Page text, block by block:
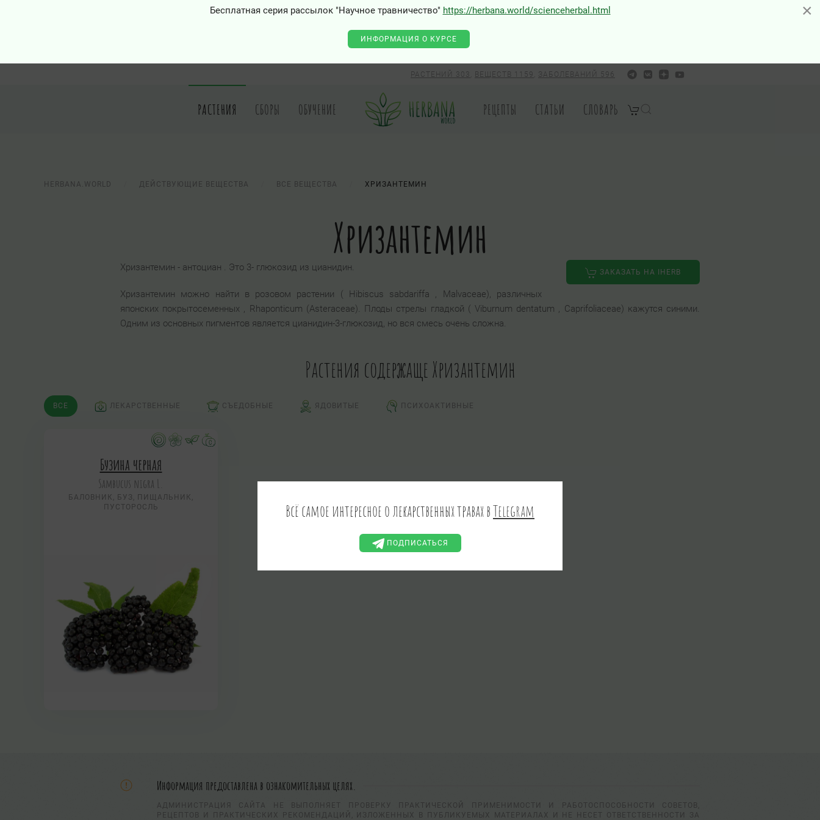
×
Бесплатная серия рассылок "Научное травничество" https://herbana.world/scienceherbal.html
ИНФОРМАЦИЯ О КУРСЕ
РАСТЕНИЙ 303 ВЕЩЕСТВ 1159 ЗАБОЛЕВАНИЙ 596
РАСТЕНИЯ СБОРЫ ОБУЧЕНИЕ РЕЦЕПТЫ СТАТЬИ СЛОВАРЬ
HERBANA.WORLD ДЕЙСТВУЮЩИЕ ВЕЩЕСТВА ВСЕ ВЕЩЕСТВА ХРИЗАНТЕМИН
Хризантемин
ЗАКАЗАТЬ НА IHERB
Хризантемин - антоциан . Это 3- глюкозид из цианидин.
Хризантемин можно найти в розовом растении ( Hibiscus sabdariffa , Malvaceae), различных
японских покрытосеменных , Rhaponticum (Asteraceae). Плоды стрелы гладкой ( Viburnum dentatum , Caprifoliaceae) кажутся синими.
Одним из основных пигментов является цианидин-3-глюкозид, но вся смесь очень сложна.
Растения содержаще Хризантемин
ВСЕ ЛЕКАРСТВЕННЫЕ СЪЕДОБНЫЕ ЯДОВИТЫЕ ПСИХОАКТИВНЫЕ
Бузина черная
Sambucus nigra L.
БАЛОВНИК, БУЗ, ПИЩАЛЬНИК,
ПУСТОРОСЛЬ
Информация предоставлена в ознакомительных целях.
АДМИНИСТРАЦИЯ САЙТА НЕ ВЫПОЛНЯЕТ ПРОВЕРКУ ПРАКТИЧЕСКОЙ ПРИМЕНИМОСТИ И РАБОТОСПОСОБНОСТИ СОВЕТОВ,
РЕЦЕПТОВ И ПРАКТИЧЕСКИХ РЕКОМЕНДАЦИЙ, ИЗЛОЖЕННЫХ В ПУБЛИКУЕМЫХ МАТЕРИАЛАХ И НЕ НЕСЕТ ОТВЕТСТВЕННОСТИ ЗА
×
Всё самое интересное о лекарственных травах вTelegram
ПОДПИСАТЬСЯ